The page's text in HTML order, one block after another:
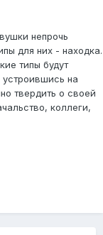
непрочь
для них - находка.
типы будут
на
твердить о своей
коллеги,